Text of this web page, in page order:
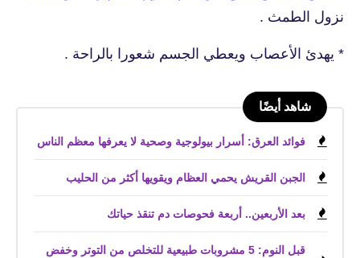
نزول الطمث .
* يهدئ الأعصاب ويعطي الجسم شعورا بالراحة .
شاهد أيضًا
فوائد العرق: أسرار بيولوجية وصحية لا يعرفها معظم الناس
الجبن القريش يحمي العظام ويقويها أكثر من الحليب
بعد الأربعين.. أربعة فحوصات دم تنقذ حياتك
قبل النوم: 5 مشروبات طبيعية للتخلص من التوتر وخفض